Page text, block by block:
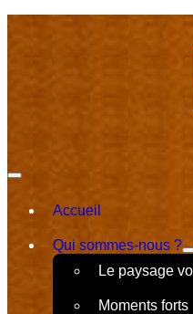
Accueil
Qui sommes-nous ?
Le paysage
Moments forts